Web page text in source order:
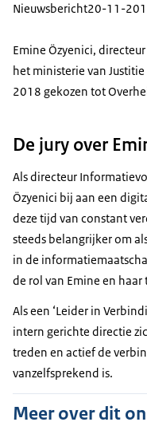
Nieuwsbericht20-11-
Emine Özyenici,
het ministerie van
2018 gekozen tot
De jury over
Als directeur
Özyenici bij aan een
deze tijd van constant
steeds belangrijker om
in de
de rol van Emine en
Als een ‘Leider in
intern gerichte directie
treden en actief de
vanzelfsprekend is.
Meer over dit